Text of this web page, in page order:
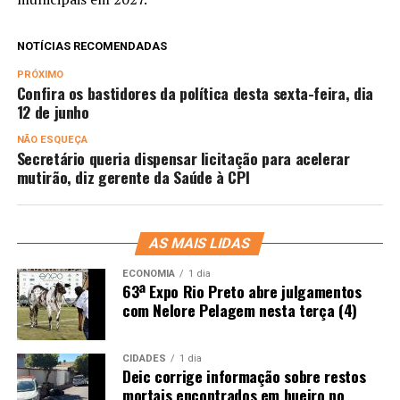
NOTÍCIAS RECOMENDADAS
PRÓXIMO
Confira os bastidores da política desta sexta-feira, dia
12 de junho
NÃO ESQUEÇA
Secretário queria dispensar licitação para acelerar
mutirão, diz gerente da Saúde à CPI
AS MAIS LIDAS
ECONOMIA 1 dia
63ª Expo Rio Preto abre julgamentos
com Nelore Pelagem nesta terça (4)
CIDADES 1 dia
Deic corrige informação sobre restos
mortais encontrados em bueiro no